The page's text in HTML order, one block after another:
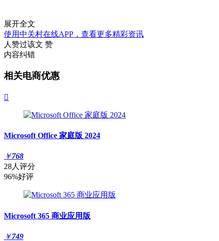
展开全文
使用中关村在线APP，查看更多精彩资讯
人赞过该文 赞
内容纠错
相关电商优惠

Microsoft Office 家庭版 2024
￥768
28人评分
96%好评
Microsoft 365 商业应用版
￥749